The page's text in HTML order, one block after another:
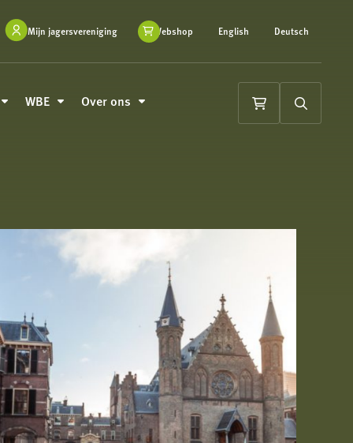
Mijn jagersvereniging Webshop English Deutsch
WBE Over ons
Winkelwagen
Zoeken